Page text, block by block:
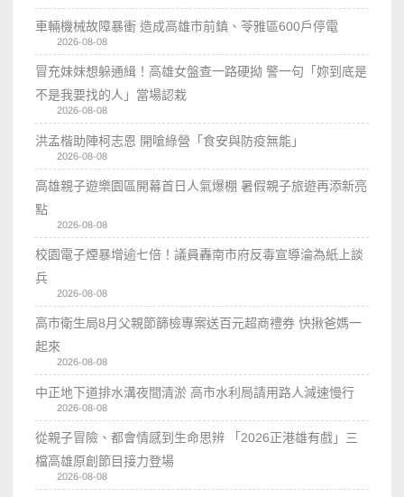
車輛機械故障暴衝 造成高雄市前鎮、苓雅區600戶停電
2026-08-08
冒充妹妹想躲通緝！高雄女盤查一路硬拗 警一句「妳到底是
不是我要找的人」當場認栽
2026-08-08
洪孟楷助陣柯志恩 開嗆綠營「食安與防疫無能」
2026-08-08
高雄親子遊樂園區開幕首日人氣爆棚 暑假親子旅遊再添新亮
點
2026-08-08
校園電子煙暴增逾七倍！議員轟南市府反毒宣導淪為紙上談
兵
2026-08-08
高市衛生局8月父親節篩檢專案送百元超商禮券 快揪爸媽一
起來
2026-08-08
中正地下道排水溝夜間清淤 高市水利局請用路人減速慢行
2026-08-08
從親子冒險、都會情感到生命思辨 「2026正港雄有戲」三
檔高雄原創節目接力登場
2026-08-08